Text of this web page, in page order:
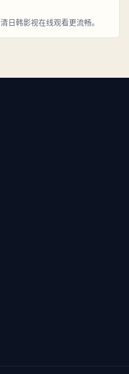
日韩影视在线观看更流畅。